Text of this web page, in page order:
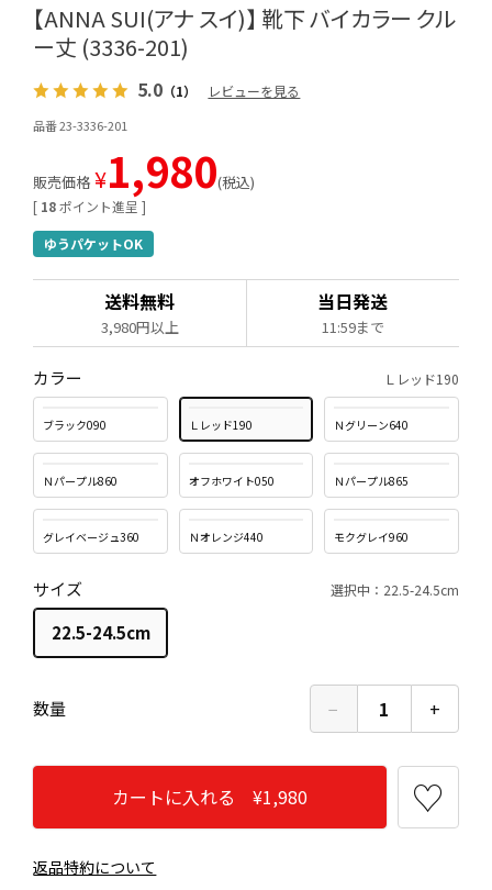
【ANNA SUI(アナ スイ)】 靴下 バイカラー クル
ー丈 (3336-201)
5.0 （1） レビューを見る
品番 23-3336-201
[ 18 ポイント進呈 ]
販売価格 ¥1,980 税込
ゆうパケットOK
送料無料
3,980円以上
当日発送
11:59まで
カラー Ｌレッド190
ブラック090 Ｌレッド190 Ｎグリーン640
Ｎパープル860 オフホワイト050 Ｎパープル865
グレイベージュ360 Ｎオレンジ440 モクグレイ960
サイズ 選択中：22.5-24.5cm
22.5-24.5cm
数量 − 1 +
カートに入れる ¥1,980
返品特約について